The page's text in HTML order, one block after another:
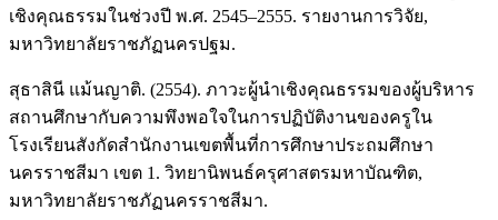
เชิงคุณธรรมในช่วงปี พ.ศ. 2545–2555. รายงานการวิจัย,
มหาวิทยาลัยราชภัฏนครปฐม.
สุธาสินี แม้นญาติ. (2554). ภาวะผู้นำเชิงคุณธรรมของผู้บริหาร
สถานศึกษากับความพึงพอใจในการปฏิบัติงานของครูใน
โรงเรียนสังกัดสำนักงานเขตพื้นที่การศึกษาประถมศึกษา
นครราชสีมา เขต 1. วิทยานิพนธ์ครุศาสตรมหาบัณฑิต,
มหาวิทยาลัยราชภัฏนครราชสีมา.